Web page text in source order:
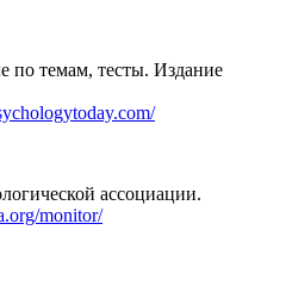
по темам, тесты. Издание
ассоциации.
monitor/